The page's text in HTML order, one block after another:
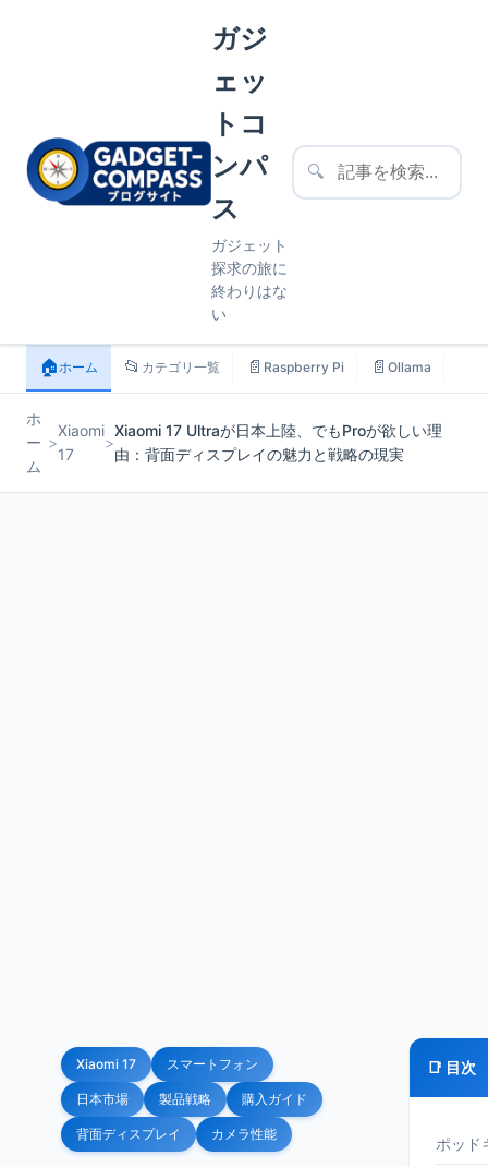
ガジ
ェッ
トコ
ンパ
ス
ガジェット
探求の旅に
終わりはな
い
🔍
🏠ホーム 📂 カテゴリ一覧 📄 Raspberry Pi 📄 Ollama
ホ
ー
ム
>
Xiaomi
17
>
Xiaomi 17 Ultraが日本上陸、でもProが欲しい理
由：背面ディスプレイの魅力と戦略の現実
Xiaomi 17 スマートフォン
日本市場 製品戦略 購入ガイド
背面ディスプレイ カメラ性能
📑 目次
ポッド